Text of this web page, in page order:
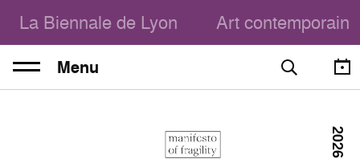
La Biennale de Lyon Art contemporain
Menu
2026